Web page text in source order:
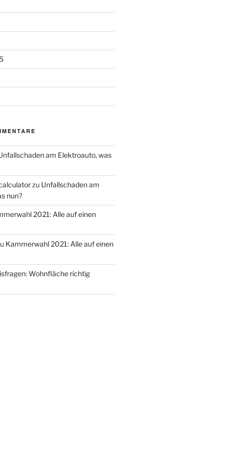
am Elektroauto, was
zu Unfallschaden am
nun?
2021: Alle auf einen
Kammerwahl 2021: Alle auf einen
Wohnfläche richtig